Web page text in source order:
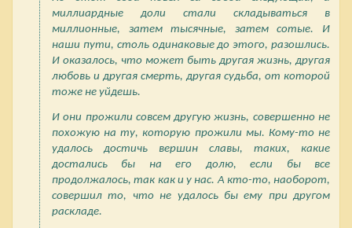
миллиардные доли стали складываться в
миллионные, затем тысячные, затем сотые. И
наши пути, столь одинаковые до этого, разошлись.
И оказалось, что может быть другая жизнь, другая
любовь и другая смерть, другая судьба, от которой
тоже не уйдешь.
И они прожили совсем другую жизнь, совершенно не
похожую на ту, которую прожили мы. Кому-то не
удалось достичь вершин славы, таких, какие
достались бы на его долю, если бы все
продолжалось, так как и у нас. А кто-то, наоборот,
совершил то, что не удалось бы ему при другом
раскладе.